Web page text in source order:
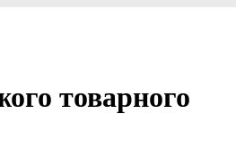
товарного